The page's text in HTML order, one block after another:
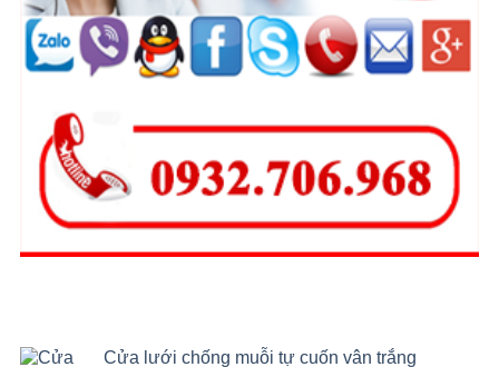
Cửa lưới chống muỗi tự cuốn vân trắng